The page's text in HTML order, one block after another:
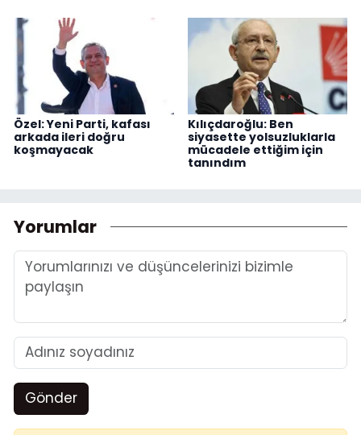
Özel: Yeni Parti, kafası
arkada ileri doğru
koşmayacak
Kılıçdaroğlu: Ben
siyasette yolsuzluklarla
mücadele ettiğim için
tanındım
Yorumlar
Gönder